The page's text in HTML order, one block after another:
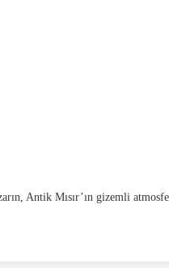
Antik Mısır’ın gizemli